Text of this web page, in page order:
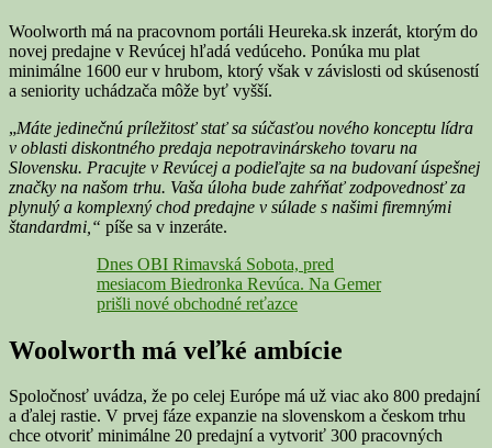
Woolworth má na pracovnom portáli Heureka.sk inzerát, ktorým do
novej predajne v Revúcej hľadá vedúceho. Ponúka mu plat
minimálne 1600 eur v hrubom, ktorý však v závislosti od skúseností
a seniority uchádzača môže byť vyšší.
„Máte jedinečnú príležitosť stať sa súčasťou nového konceptu lídra
v oblasti diskontného predaja nepotravinárskeho tovaru na
Slovensku. Pracujte v Revúcej a podieľajte sa na budovaní úspešnej
značky na našom trhu. Vaša úloha bude zahŕňať zodpovednosť za
plynulý a komplexný chod predajne v súlade s našimi firemnými
štandardmi,“ píše sa v inzeráte.
Dnes OBI Rimavská Sobota, pred
mesiacom Biedronka Revúca. Na Gemer
prišli nové obchodné reťazce
Woolworth má veľké ambície
Spoločnosť uvádza, že po celej Európe má už viac ako 800 predajní
a ďalej rastie. V prvej fáze expanzie na slovenskom a českom trhu
chce otvoriť minimálne 20 predajní a vytvoriť 300 pracovných